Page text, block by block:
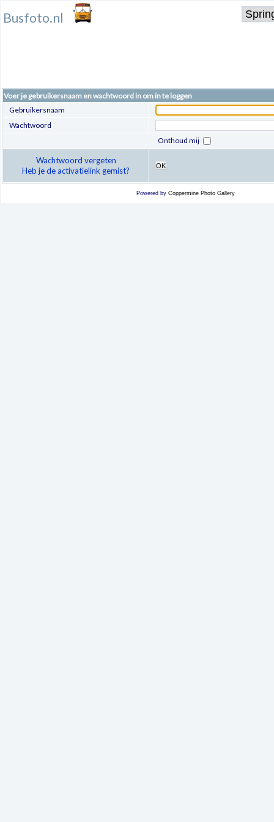
Busfoto.nl
Voer je gebruikersnaam en wachtwoord in om in te loggen
Gebruikersnaam
Wachtwoord
Onthoud mij
Wachtwoord vergeten
Heb je de activatielink gemist?
OK
Powered by Coppermine Photo Gallery